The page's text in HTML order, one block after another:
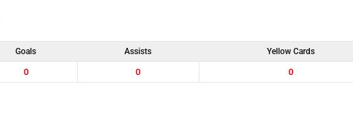
Goals Assists Yellow Cards
0 0 0